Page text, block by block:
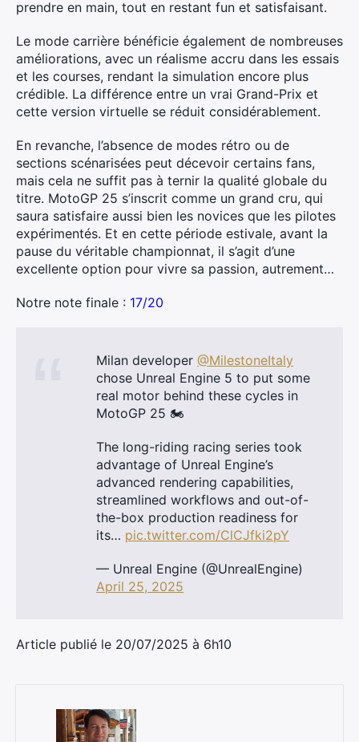
prendre en main, tout en restant fun et satisfaisant.
Le mode carrière bénéficie également de nombreuses
améliorations, avec un réalisme accru dans les essais
et les courses, rendant la simulation encore plus
crédible. La différence entre un vrai Grand-Prix et
cette version virtuelle se réduit considérablement.
En revanche, l’absence de modes rétro ou de
sections scénarisées peut décevoir certains fans,
mais cela ne suffit pas à ternir la qualité globale du
titre. MotoGP 25 s’inscrit comme un grand cru, qui
saura satisfaire aussi bien les novices que les pilotes
expérimentés. Et en cette période estivale, avant la
pause du véritable championnat, il s’agit d’une
excellente option pour vivre sa passion, autrement…
Notre note finale : 17/20
Milan developer @MilestoneItaly
chose Unreal Engine 5 to put some
real motor behind these cycles in
MotoGP 25 🏍️
The long-riding racing series took
advantage of Unreal Engine’s
advanced rendering capabilities,
streamlined workflows and out-of-
the-box production readiness for
its… pic.twitter.com/ClCJfki2pY
— Unreal Engine (@UnrealEngine)
April 25, 2025
Article publié le 20/07/2025 à 6h10